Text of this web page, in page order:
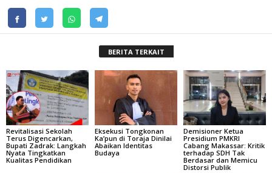
BERITA TERKAIT
Revitalisasi Sekolah
Terus Digencarkan,
Bupati Zadrak: Langkah
Nyata Tingkatkan
Kualitas Pendidikan
Eksekusi Tongkonan
Ka’pun di Toraja Dinilai
Abaikan Identitas
Budaya
Demisioner Ketua
Presidium PMKRI
Cabang Makassar: Kritik
terhadap SDH Tak
Berdasar dan Memicu
Distorsi Publik